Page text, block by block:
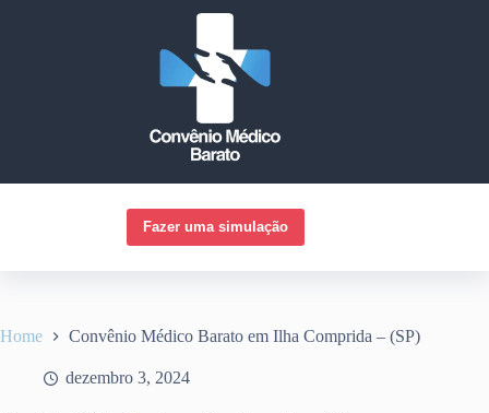
Fazer uma simulação
Home Convênio Médico Barato em Ilha Comprida – (SP)
dezembro 3, 2024